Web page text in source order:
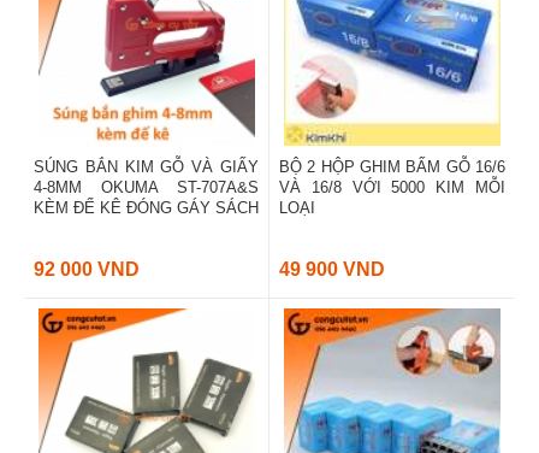
SÚNG BẮN KIM GỖ VÀ GIẤY
4-8MM OKUMA ST-707A&S
KÈM ĐẾ KÊ ĐÓNG GÁY SÁCH
92 000 VND
BỘ 2 HỘP GHIM BẤM GỖ 16/6
VÀ 16/8 VỚI 5000 KIM MỖI
LOẠI
49 900 VND